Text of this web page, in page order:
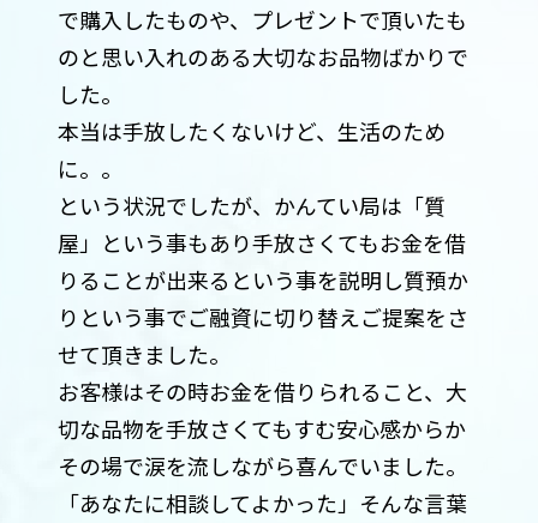
で購入したものや、プレゼントで頂いたも
のと思い入れのある大切なお品物ばかりで
した。
本当は手放したくないけど、生活のため
に。。
という状況でしたが、かんてい局は「質
屋」という事もあり手放さくてもお金を借
りることが出来るという事を説明し質預か
りという事でご融資に切り替えご提案をさ
せて頂きました。
お客様はその時お金を借りられること、大
切な品物を手放さくてもすむ安心感からか
その場で涙を流しながら喜んでいました。
「あなたに相談してよかった」そんな言葉